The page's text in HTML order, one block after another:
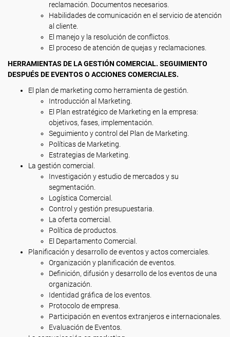
reclamación. Documentos necesarios.
Habilidades de comunicación en el servicio de atención
al cliente.
El manejo y la resolución de conflictos.
El proceso de atención de quejas y reclamaciones.
HERRAMIENTAS DE LA GESTIÓN COMERCIAL. SEGUIMIENTO
DESPUÉS DE EVENTOS O ACCIONES COMERCIALES.
El plan de marketing como herramienta de gestión.
Introducción al Marketing.
El Plan estratégico de Marketing en la empresa:
objetivos, fases, implementación.
Seguimiento y control del Plan de Marketing.
Políticas de Marketing.
Estrategias de Marketing.
La gestión comercial.
Investigación y estudio de mercados y su
segmentación.
Logística Comercial.
Control y gestión presupuestaria.
La oferta comercial.
Política de productos.
El Departamento Comercial.
Planificación y desarrollo de eventos y actos comerciales.
Organización y planificación de eventos.
Definición, difusión y desarrollo de los eventos de una
organización.
Identidad gráfica de los eventos.
Protocolo de empresa.
Participación en eventos extranjeros e internacionales.
Evaluación de Eventos.